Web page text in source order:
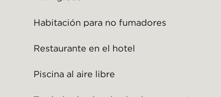
Habitación para no fumadores
Restaurante en el hotel
Piscina al aire libre